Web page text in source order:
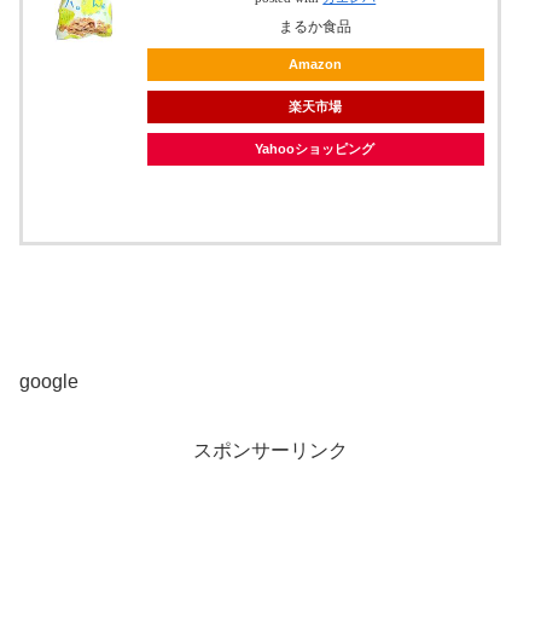
まるか食品
Amazon
楽天市場
Yahooショッピング
google
スポンサーリンク